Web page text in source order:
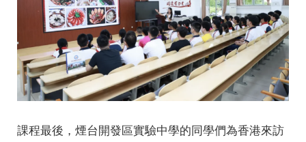
課程最後，煙台開發區實驗中學的同學們為香港來訪